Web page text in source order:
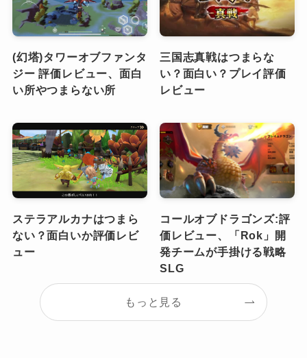
(幻塔)タワーオブファンタ
ジー 評価レビュー、面白
い所やつまらない所
三国志真戦はつまらな
い？面白い？プレイ評価
レビュー
ステラアルカナはつまら
ない？面白いか評価レビ
ュー
コールオブドラゴンズ:評
価レビュー、「Rok」開
発チームが手掛ける戦略
SLG
もっと見る